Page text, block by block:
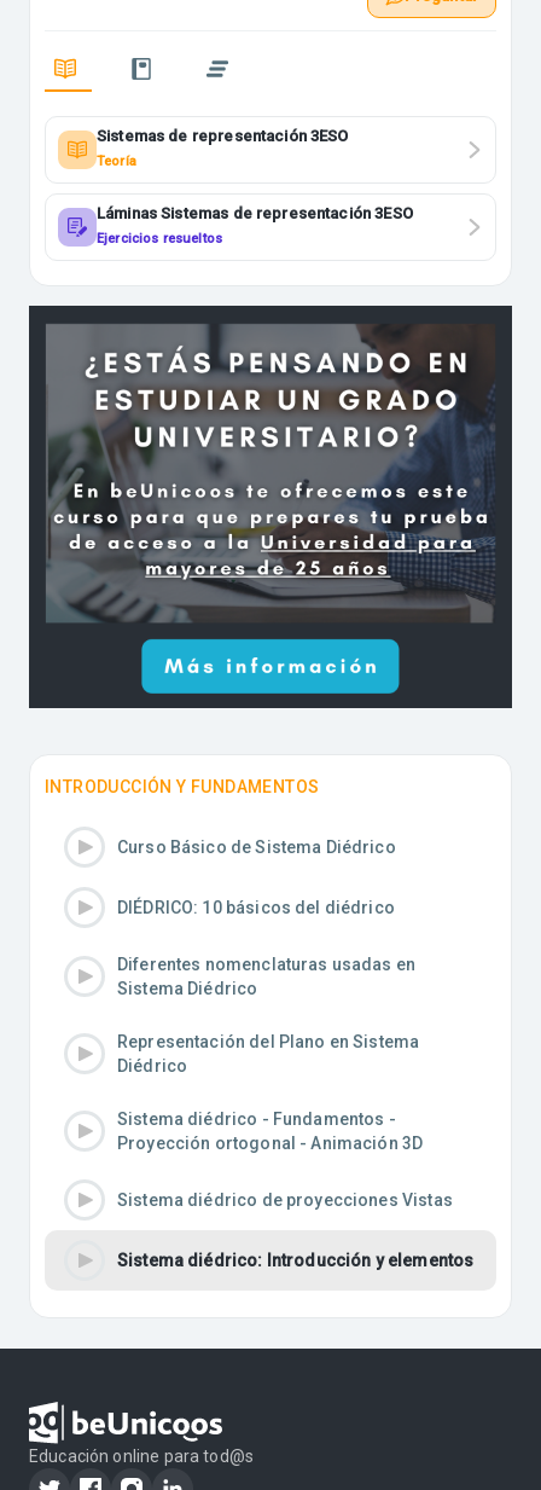
Sistemas de representación 3ESO
Teoría
Láminas Sistemas de representación 3ESO
Ejercicios resueltos
INTRODUCCIÓN Y FUNDAMENTOS
Curso Básico de Sistema Diédrico
DIÉDRICO: 10 básicos del diédrico
Diferentes nomenclaturas usadas en
Sistema Diédrico
Representación del Plano en Sistema
Diédrico
Sistema diédrico - Fundamentos -
Proyección ortogonal - Animación 3D
Sistema diédrico de proyecciones Vistas
Sistema diédrico: Introducción y elementos
Educación online para tod@s